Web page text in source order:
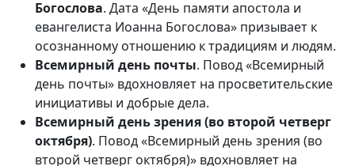
Богослова. Дата «День памяти апостола и
евангелиста Иоанна Богослова» призывает к
осознанному отношению к традициям и людям.
Всемирный день почты. Повод «Всемирный
день почты» вдохновляет на просветительские
инициативы и добрые дела.
Всемирный день зрения (во второй четверг
октября). Повод «Всемирный день зрения (во
второй четверг октября)» вдохновляет на